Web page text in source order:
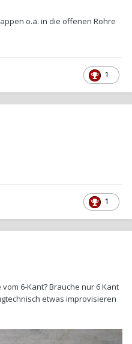
o.ä. in die offenen Rohre
1
1
6-Kant? Brauche nur 6 Kant
etwas improvisieren